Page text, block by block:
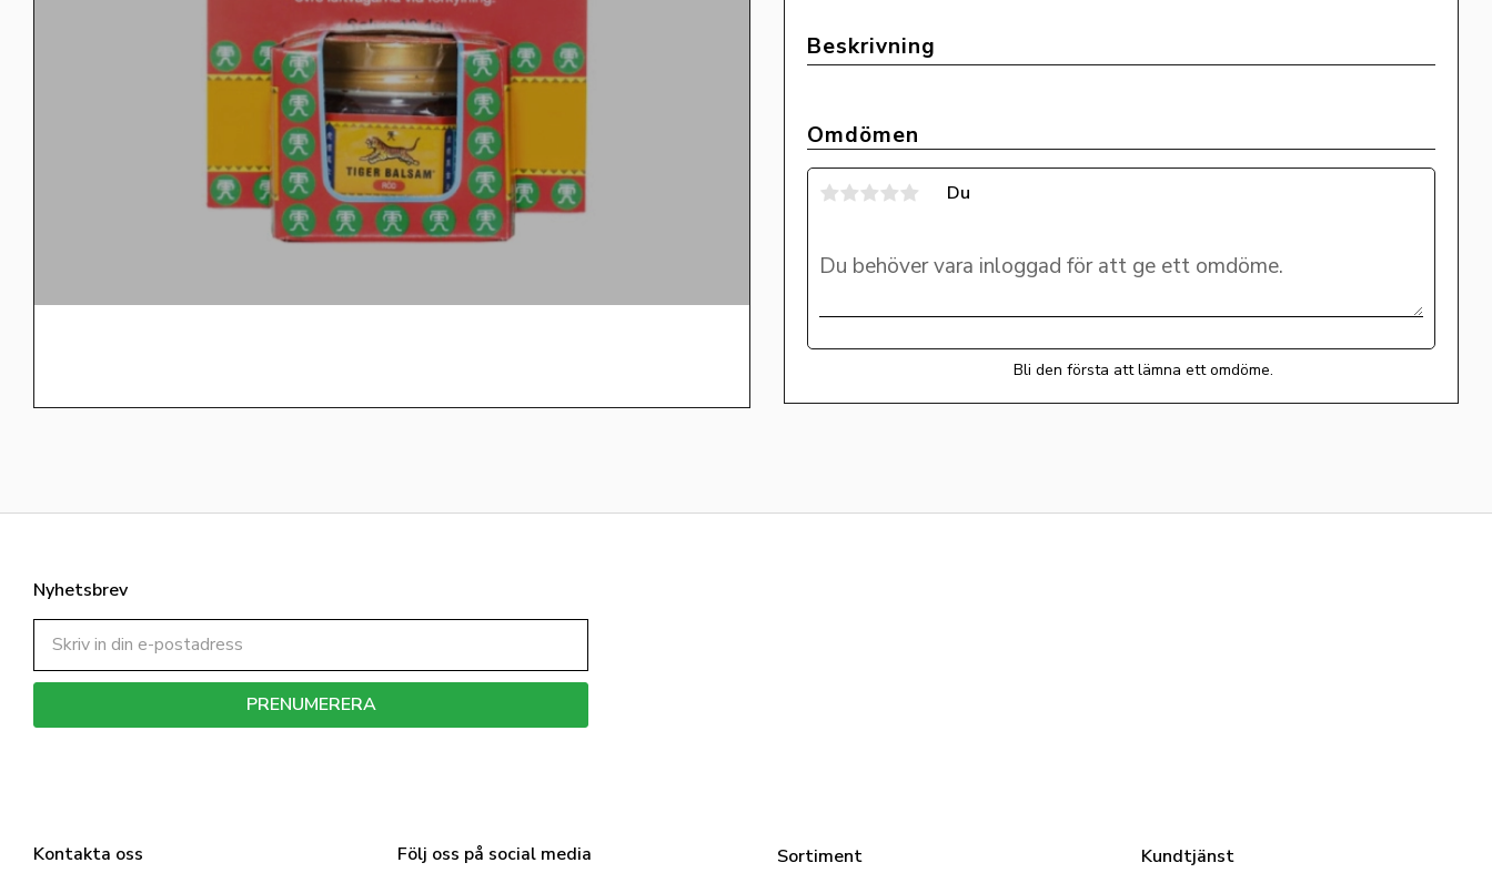
Omdömen
Du
Bli den första att lämna ett omdöme.
Kontakta oss Följ oss på social media Sortiment Kundtjänst
Nyhetsbrev
PRENUMERERA